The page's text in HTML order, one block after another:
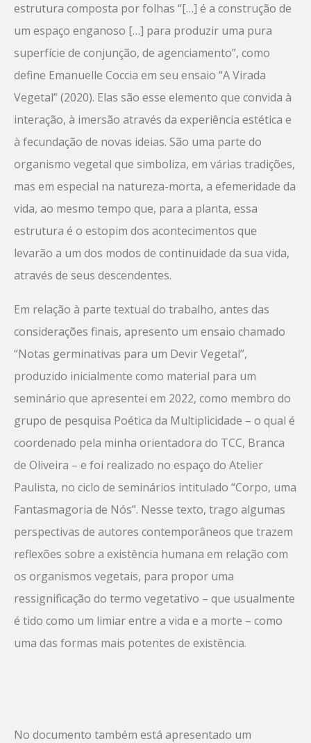
estrutura composta por folhas “[…] é a construção de
um espaço enganoso […] para produzir uma pura
superfície de conjunção, de agenciamento”, como
define Emanuelle Coccia em seu ensaio “A Virada
Vegetal” (2020). Elas são esse elemento que convida à
interação, à imersão através da experiência estética e
à fecundação de novas ideias. São uma parte do
organismo vegetal que simboliza, em várias tradições,
mas em especial na natureza-morta, a efemeridade da
vida, ao mesmo tempo que, para a planta, essa
estrutura é o estopim dos acontecimentos que
levarão a um dos modos de continuidade da sua vida,
através de seus descendentes.
Em relação à parte textual do trabalho, antes das
considerações finais, apresento um ensaio chamado
“Notas germinativas para um Devir Vegetal”,
produzido inicialmente como material para um
seminário que apresentei em 2022, como membro do
grupo de pesquisa Poética da Multiplicidade – o qual é
coordenado pela minha orientadora do TCC, Branca
de Oliveira – e foi realizado no espaço do Atelier
Paulista, no ciclo de seminários intitulado “Corpo, uma
Fantasmagoria de Nós”. Nesse texto, trago algumas
perspectivas de autores contemporâneos que trazem
reflexões sobre a existência humana em relação com
os organismos vegetais, para propor uma
ressignificação do termo vegetativo – que usualmente
é tido como um limiar entre a vida e a morte – como
uma das formas mais potentes de existência.
No documento também está apresentado um